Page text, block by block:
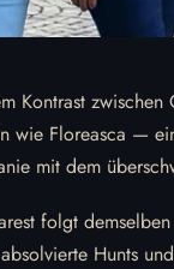
Kontrast
wie Floreasca —
mit dem
folgt
Hunts